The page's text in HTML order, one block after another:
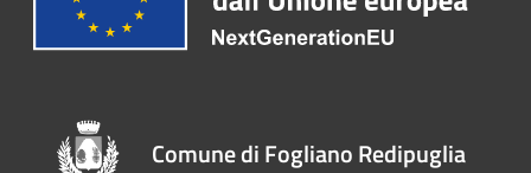
Comune di Fogliano Redipuglia